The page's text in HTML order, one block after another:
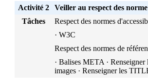
Activité 2
Veiller au respect des norme
Tâches
Respect des normes
· W3C
Respect des normes de
· Balises META ·
images · Renseigner les